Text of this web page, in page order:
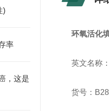
)
率
，这是
环氧活化
英文名称
货号：